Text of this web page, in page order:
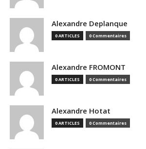
Alexandre Deplanque
0 ARTICLES 0 Commentaires
Alexandre FROMONT
0 ARTICLES 0 Commentaires
Alexandre Hotat
0 ARTICLES 0 Commentaires